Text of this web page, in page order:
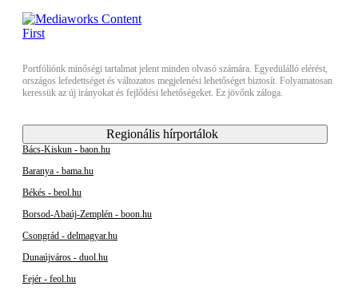
Portfóliónk minőségi tartalmat jelent minden olvasó számára. Egyedülálló elérést,
országos lefedettséget és változatos megjelenési lehetőséget biztosít. Folyamatosan
keressük az új irányokat és fejlődési lehetőségeket. Ez jövőnk záloga.
Regionális hírportálok
Bács-Kiskun - baon.hu
Baranya - bama.hu
Békés - beol.hu
Borsod-Abaúj-Zemplén - boon.hu
Csongrád - delmagyar.hu
Dunaújváros - duol.hu
Fejér - feol.hu